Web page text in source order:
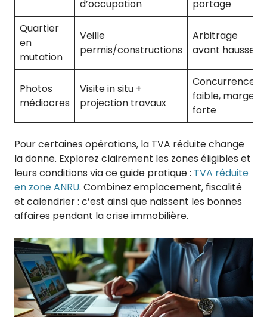
d’occupation
portage
Quartier
en
mutation
Veille
permis/constructions
Arbitrage
avant hausse
Photos
médiocres
Visite in situ +
projection travaux
Concurrence
faible, marge
forte
Pour certaines opérations, la TVA réduite change
la donne. Explorez clairement les zones éligibles et
leurs conditions via ce guide pratique : TVA réduite
en zone ANRU. Combinez emplacement, fiscalité
et calendrier : c’est ainsi que naissent les bonnes
affaires pendant la crise immobilière.